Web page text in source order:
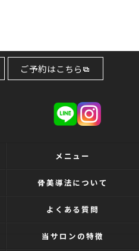
ご予約はこちら
メニュー
骨美導法について
よくある質問
当サロンの特徴